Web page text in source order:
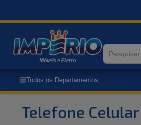
Todos os Departamentos
Telefone Celular